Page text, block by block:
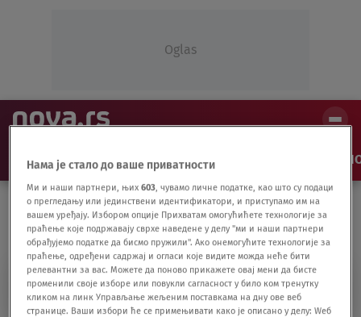
Oglas
NAJNOVIJE VESTI SHOW
ZAPADNA SLAVONIJA
Нама је стало до ваше приватности
Ми и наши партнери, њих603, чувамо личне податке, као што су подаци
о прегледању или јединствени идентификатори, и приступамо им на
вашем уређају. Избором опције Прихватам омогућићете технологије за
праћење које подржавају сврхе наведене у делу "ми и наши партнери
обрађујемо податке да бисмо пружили". Ако онемогућите технологије за
праћење, одређени садржај и огласи које видите можда неће бити
релевантни за вас. Можете да поново прикажете овај мени да бисте
променили своје изборе или повукли сагласност у било ком тренутку
кликом на линк Управљање жељеним поставкама на дну ове веб
странице. Ваши избори ће се примењивати како је описано у делу: Wеб